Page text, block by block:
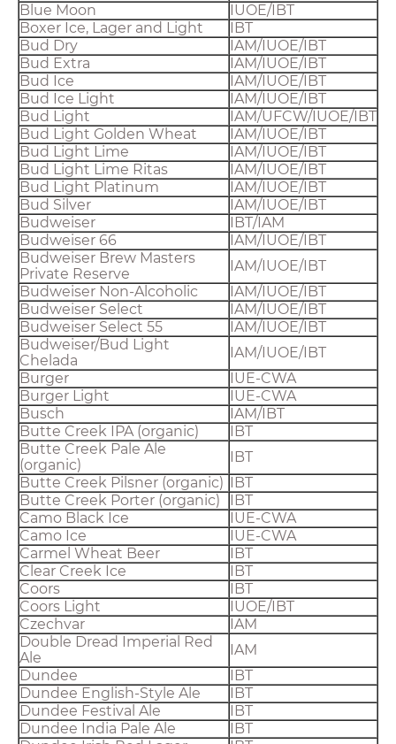
Blue Moon
IUOE/IBT
Boxer Ice, Lager and Light
IBT
Bud Dry
IAM/IUOE/IBT
Bud Extra
IAM/IUOE/IBT
Bud Ice
IAM/IUOE/IBT
Bud Ice Light
IAM/IUOE/IBT
Bud Light
IAM/UFCW/IUOE/IBT
Bud Light Golden Wheat
IAM/IUOE/IBT
Bud Light Lime
IAM/IUOE/IBT
Bud Light Lime Ritas
IAM/IUOE/IBT
Bud Light Platinum
IAM/IUOE/IBT
Bud Silver
IAM/IUOE/IBT
Budweiser
IBT/IAM
Budweiser 66
IAM/IUOE/IBT
Budweiser Brew Masters
Private Reserve
IAM/IUOE/IBT
Budweiser Non-Alcoholic
IAM/IUOE/IBT
Budweiser Select
IAM/IUOE/IBT
Budweiser Select 55
IAM/IUOE/IBT
Budweiser/Bud Light
Chelada
IAM/IUOE/IBT
Burger
IUE-CWA
Burger Light
IUE-CWA
Busch
IAM/IBT
Butte Creek IPA (organic)
IBT
Butte Creek Pale Ale
(organic)
IBT
Butte Creek Pilsner (organic) IBT
Butte Creek Porter (organic)
IBT
Camo Black Ice
IUE-CWA
Camo Ice
IUE-CWA
Carmel Wheat Beer
IBT
Clear Creek Ice
IBT
Coors
IBT
Coors Light
IUOE/IBT
Czechvar
IAM
Double Dread Imperial Red
Ale
IAM
Dundee
IBT
Dundee English-Style Ale
IBT
Dundee Festival Ale
IBT
Dundee India Pale Ale
IBT